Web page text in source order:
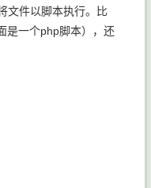
文件以脚本执行。比
是一个php脚本），还